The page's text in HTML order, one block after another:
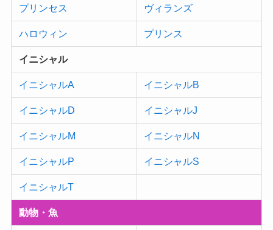
プリンセス ヴィランズ
ハロウィン プリンス
イニシャル
イニシャルA イニシャルB
イニシャルD イニシャルJ
イニシャルM イニシャルN
イニシャルP イニシャルS
イニシャルT
動物・魚